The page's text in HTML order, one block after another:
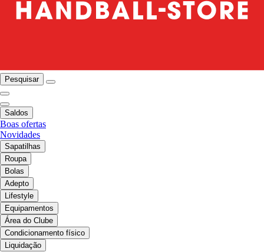
Pesquisar
Saldos
Boas ofertas
Novidades
Sapatilhas
Roupa
Bolas
Adepto
Lifestyle
Equipamentos
Área do Clube
Condicionamento físico
Liquidação